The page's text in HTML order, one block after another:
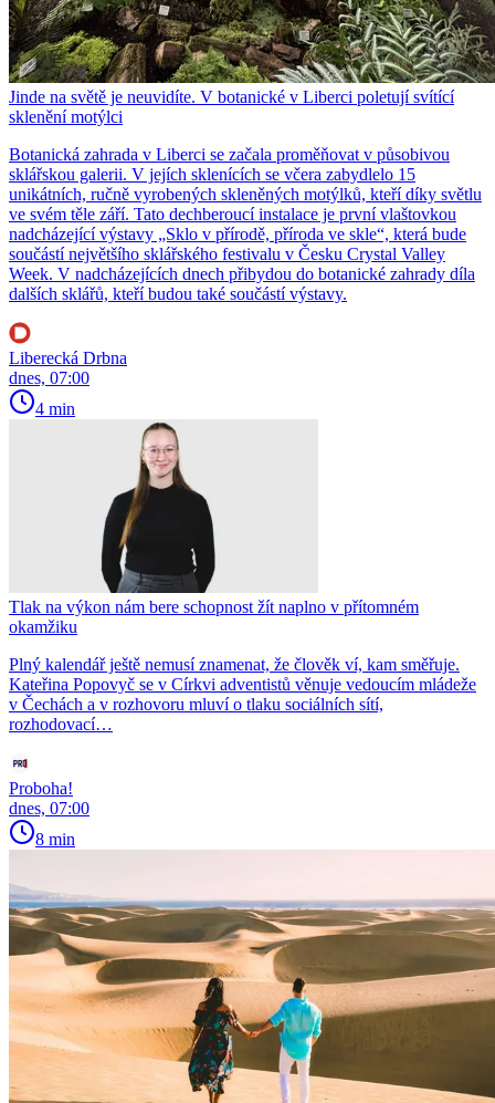
Jinde na světě je neuvidíte. V botanické v Liberci poletují svítící
sklenění motýlci
Botanická zahrada v Liberci se začala proměňovat v působivou
sklářskou galerii. V jejích sklenících se včera zabydlelo 15
unikátních, ručně vyrobených skleněných motýlků, kteří díky světlu
ve svém těle září. Tato dechberoucí instalace je první vlaštovkou
nadcházející výstavy „Sklo v přírodě, příroda ve skle“, která bude
součástí největšího sklářského festivalu v Česku Crystal Valley
Week. V nadcházejících dnech přibydou do botanické zahrady díla
dalších sklářů, kteří budou také součástí výstavy.
Liberecká Drbna
dnes, 07:00
4 min
Tlak na výkon nám bere schopnost žít naplno v přítomném
okamžiku
Plný kalendář ještě nemusí znamenat, že člověk ví, kam směřuje.
Kateřina Popovyč se v Církvi adventistů věnuje vedoucím mládeže
v Čechách a v rozhovoru mluví o tlaku sociálních sítí,
rozhodovací…
Proboha!
dnes, 07:00
8 min